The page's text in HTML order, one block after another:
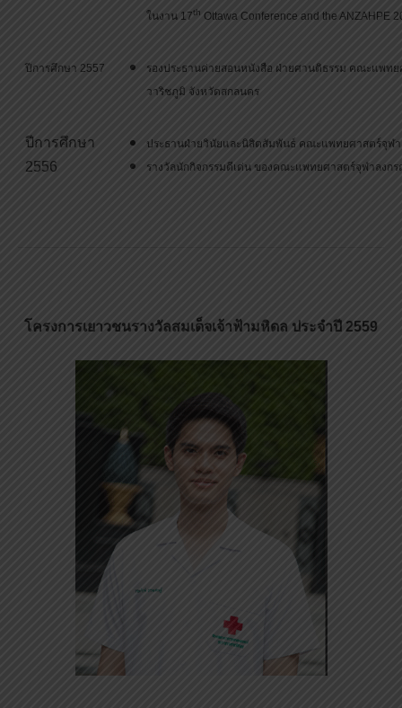
ในงาน 17th Ottawa Conference and the ANZAHPE
ปีการศึกษา 2557
รองประธานค่ายสอนหนังสือ ฝ่ายศานติธรรม คณะแพท
วาริชภูมิ จังหวัดสกลนคร
ปีการศึกษา
2556
ประธานฝ่ายวินัยและนิสิตสัมพันธ์ คณะแพทยศาสตร์จุฬ
รางวัลนักกิจกรรมดีเด่น ของคณะแพทยศาสตร์จุฬาลงก
โครงการเยาวชนรางวัลสมเด็จเจ้าฟ้ามหิดล ประจำปี 2559